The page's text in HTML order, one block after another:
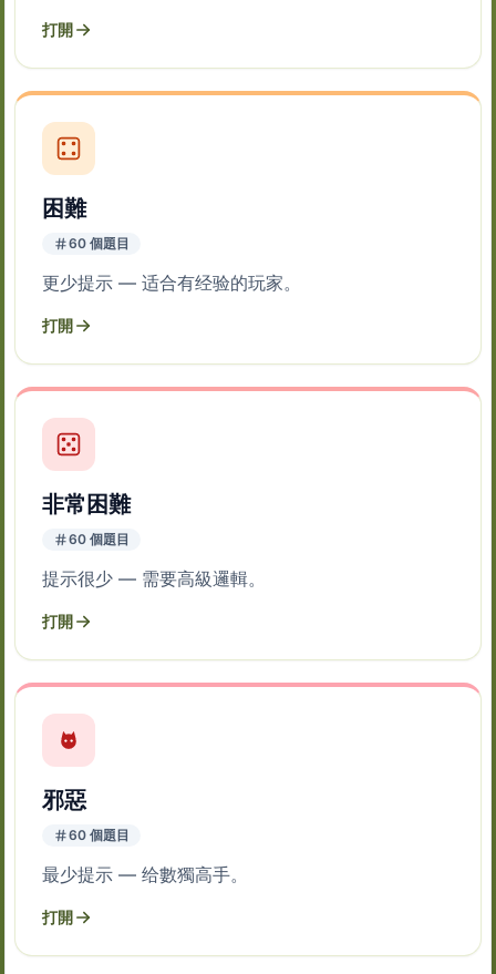
打開
困難
60 個題目
更少提示 — 适合有经验的玩家。
打開
非常困難
60 個題目
提示很少 — 需要高級邏輯。
打開
邪惡
60 個題目
最少提示 — 给數獨高手。
打開